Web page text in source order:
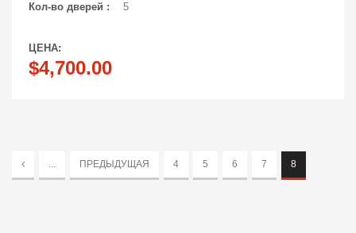
Кол-во дверей :
5
ЦЕНА:
$4,700.00
... ПРЕДЫДУЩАЯ 4 5 6 7 8